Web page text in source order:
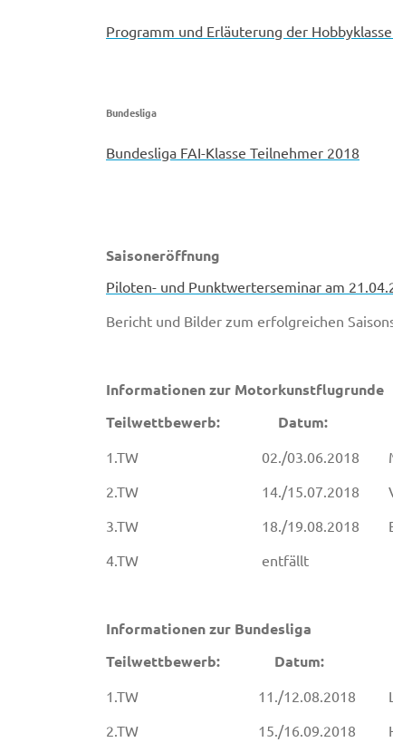
Programm und Erläuterung der
Bundesliga
Bundesliga FAI-Klasse Teilnehmer 2018
Saisoneröffnung
Piloten- und Punktwerterseminar am
Bericht und Bilder zum erfolgreichen
Informationen zur Motorkunstflugrunde
Teilwettbewerb:
1.TW 02./
2.TW 14./
3.TW 18./19.08.2018
4.TW entfällt
Informationen zur Bundesliga
Teilwettbewerb:
1.TW 11./12.08.2018
2.TW 15./